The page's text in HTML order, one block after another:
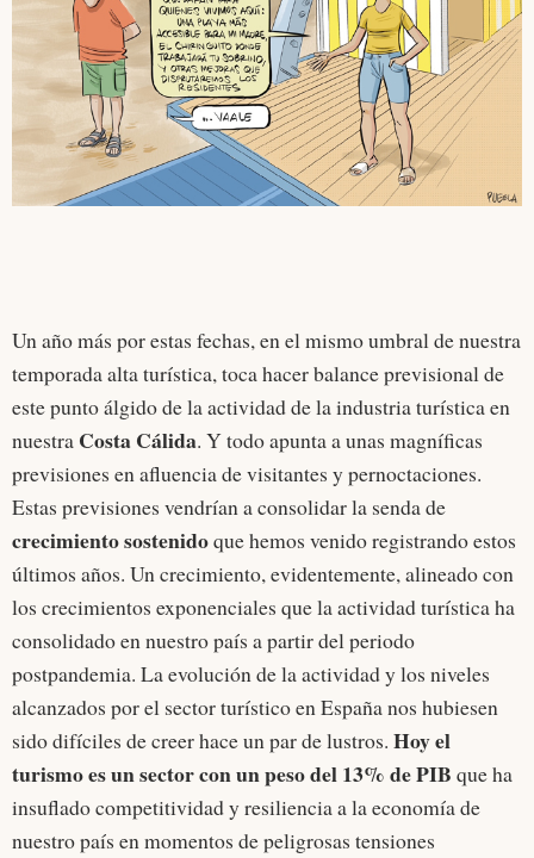
Un año más por estas fechas, en el mismo umbral de nuestra
temporada alta turística, toca hacer balance previsional de
este punto álgido de la actividad de la industria turística en
nuestra Costa Cálida. Y todo apunta a unas magníficas
previsiones en afluencia de visitantes y pernoctaciones.
Estas previsiones vendrían a consolidar la senda de
crecimiento sostenidoque hemos venido registrando estos
últimos años. Un crecimiento, evidentemente, alineado con
los crecimientos exponenciales que la actividad turística ha
consolidado en nuestro país a partir del periodo
postpandemia. La evolución de la actividad y los niveles
alcanzados por el sector turístico en España nos hubiesen
sido difíciles de creer hace un par de lustros. Hoy el
turismo es un sector con un peso del 13% de PIB que ha
insuflado competitividad y resiliencia a la economía de
nuestro país en momentos de peligrosas tensiones